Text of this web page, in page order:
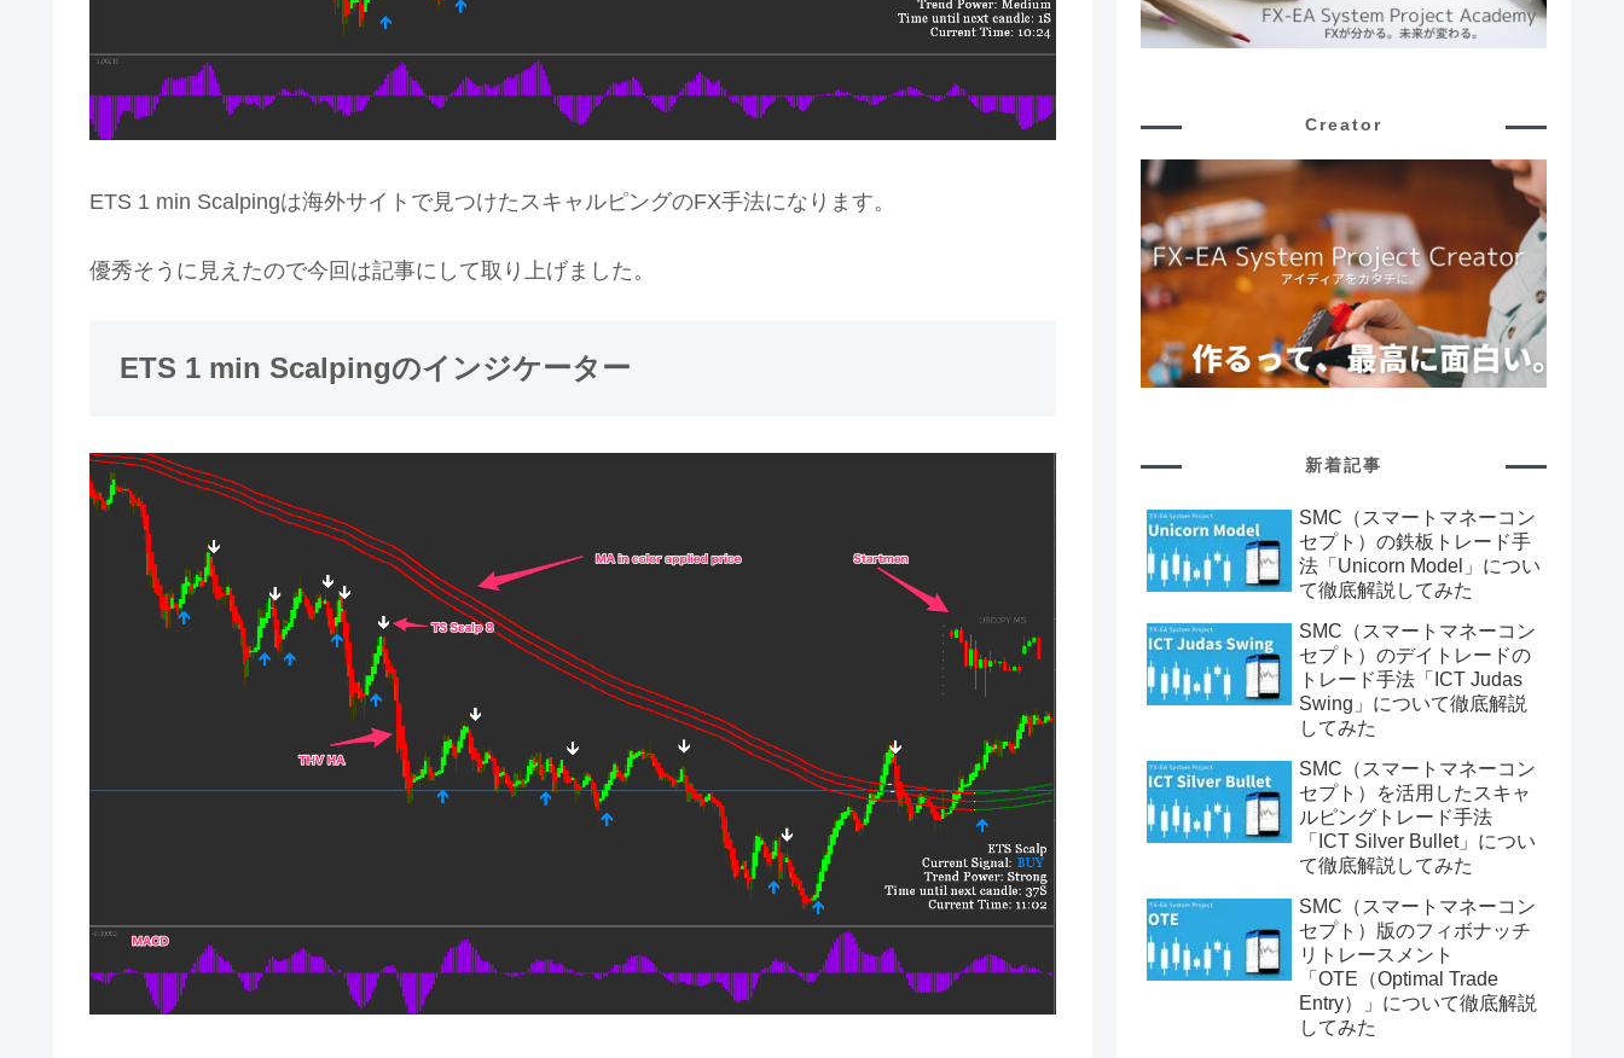
ETS 1 min Scalpingは海外サイトで見つけたスキャルピングのFX手法になります。
優秀そうに見えたので今回は記事にして取り上げました。
ETS 1 min Scalpingのインジケーター
Creator
新着記事
SMC（スマートマネーコン
セプト）の鉄板トレード手
法「Unicorn Model」につい
て徹底解説してみた
SMC（スマートマネーコン
セプト）のデイトレードの
トレード手法「ICT Judas
Swing」について徹底解説
してみた
SMC（スマートマネーコン
セプト）を活用したスキャ
ルピングトレード手法
「ICT Silver Bullet」につい
て徹底解説してみた
SMC（スマートマネーコン
セプト）版のフィボナッチ
リトレースメント
「OTE（Optimal Trade
Entry）」について徹底解説
してみた